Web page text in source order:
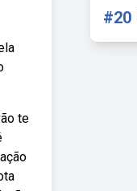
te
#20